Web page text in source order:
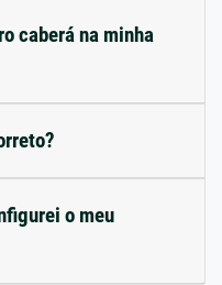
caberá na minha
o meu